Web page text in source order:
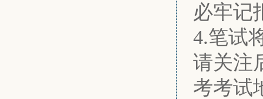
必牢记
4.笔试
请关注
考考试